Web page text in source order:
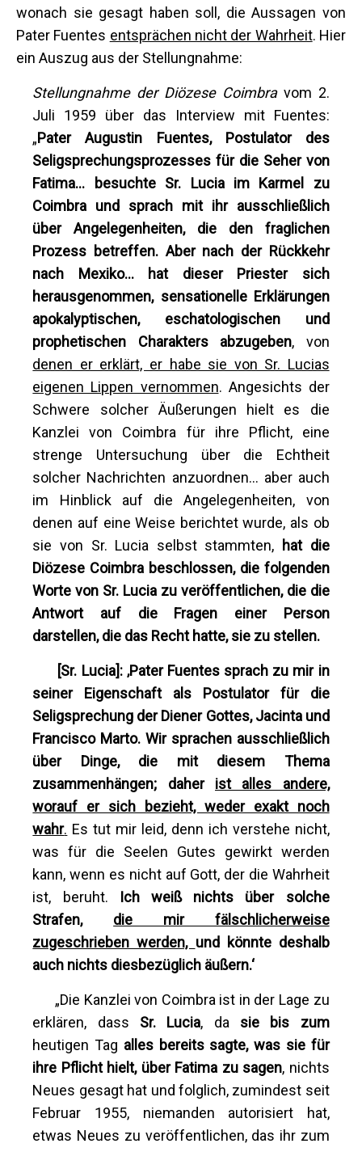
wonach sie gesagt haben soll, die Aussagen von
Pater Fuentes entsprächen nicht der Wahrheit. Hier
ein Auszug aus der Stellungnahme:
Stellungnahme der Diözese Coimbra vom 2.
Juli 1959 über das Interview mit Fuentes:
„Pater Augustin Fuentes, Postulator des
Seligsprechungsprozesses für die Seher von
Fatima... besuchte Sr. Lucia im Karmel zu
Coimbra und sprach mit ihr ausschließlich
über Angelegenheiten, die den fraglichen
Prozess betreffen. Aber nach der Rückkehr
nach Mexiko... hat dieser Priester sich
herausgenommen, sensationelle Erklärungen
apokalyptischen, eschatologischen und
prophetischen Charakters abzugeben, von
denen er erklärt, er habe sie von Sr. Lucias
eigenen Lippen vernommen. Angesichts der
Schwere solcher Äußerungen hielt es die
Kanzlei von Coimbra für ihre Pflicht, eine
strenge Untersuchung über die Echtheit
solcher Nachrichten anzuordnen... aber auch
im Hinblick auf die Angelegenheiten, von
denen auf eine Weise berichtet wurde, als ob
sie von Sr. Lucia selbst stammten,
hat die
Diözese Coimbra beschlossen, die folgenden
Worte von Sr. Lucia zu veröffentlichen, die die
Antwort auf die Fragen einer Person
darstellen, die das Recht hatte, sie zu stellen.
[Sr. Lucia]: ‚Pater Fuentes sprach zu mir in
seiner Eigenschaft als Postulator für die
Seligsprechung der Diener Gottes, Jacinta und
Francisco Marto. Wir sprachen ausschließlich
über Dinge, die mit diesem Thema
zusammenhängen; daher ist alles andere,
worauf er sich bezieht, weder exakt noch
wahr. Es tut mir leid, denn ich verstehe nicht,
was für die Seelen Gutes gewirkt werden
kann, wenn es nicht auf Gott, der die Wahrheit
ist, beruht.
Ich weiß nichts über solche
Strafen, die mir fälschlicherweise
zugeschrieben werden, und könnte deshalb
auch nichts diesbezüglich äußern.‘
„Die Kanzlei von Coimbra ist in der Lage zu
erklären, dass Sr. Lucia, da sie bis zum
heutigen Tag alles bereits sagte, was sie für
ihre Pflicht hielt, über Fatima zu sagen, nichts
Neues gesagt hat und folglich, zumindest seit
Februar 1955, niemanden autorisiert hat,
etwas Neues zu veröffentlichen, das ihr zum